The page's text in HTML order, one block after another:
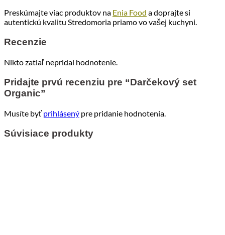
Preskúmajte viac produktov na Enia Food a doprajte si
autentickú kvalitu Stredomoria priamo vo vašej kuchyni.
Recenzie
Nikto zatiaľ nepridal hodnotenie.
Pridajte prvú recenziu pre “Darčekový set
Organic”
Musíte byťprihlásený pre pridanie hodnotenia.
Súvisiace produkty